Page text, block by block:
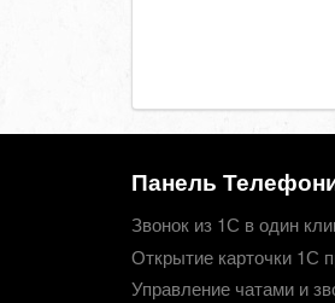
Панель
Звонок из 1С в один
Открытие карточки 1С
Управление чатами и